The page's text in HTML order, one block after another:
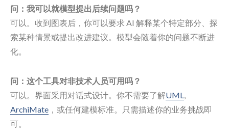
问：我可以就模型提出后续问题吗？
可以。收到图表后，你可以要求 AI 解释某个特定部分、探
索某种情景或提出改进建议。模型会随着你的问题不断进
化。
问：这个工具对非技术人员可用吗？
可以。界面采用对话式设计。你不需要了解UML,
ArchiMate ，或任何建模标准。只需描述你的业务挑战即
可。